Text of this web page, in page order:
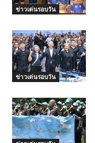
ข่าวเด่นรอบวัน
ข่าวเด่นรอบวัน